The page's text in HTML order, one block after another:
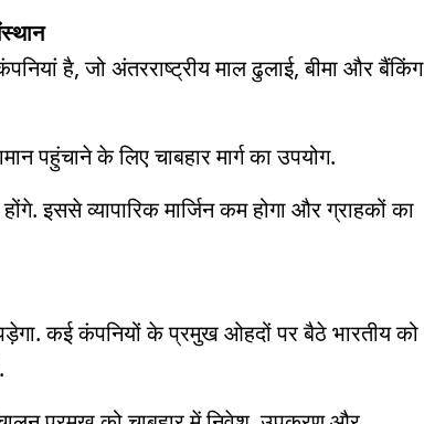
है, जो अंतरराष्ट्रीय माल ढुलाई, बीमा और बैंकिंग
पहुंचाने के लिए चाबहार मार्ग का उपयोग.
इससे व्यापारिक मार्जिन कम होगा और ग्राहकों का
कई कंपनियों के प्रमुख ओहदों पर बैठे भारतीय को